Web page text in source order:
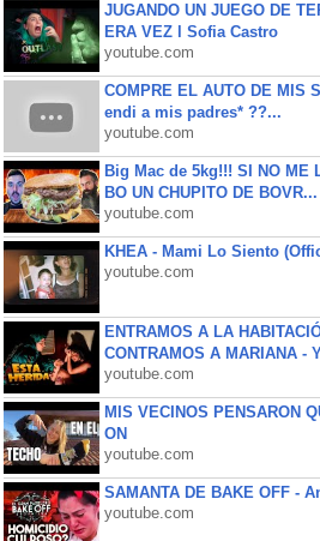
JUGANDO UN JUEGO DE
ERA VEZ l Sofia Castro
youtube.com
COMPRE EL AUTO DE MIS
endi a mis padres* ??...
youtube.com
Big Mac de 5kg!!! SI NO ME
BO UN CHUPITO DE BOVR...
youtube.com
KHEA - Mami Lo Siento
youtube.com
ENTRAMOS A LA
CONTRAMOS A MARIANA -
youtube.com
MIS VECINOS PENSARON
ON
youtube.com
SAMANTA DE BAKE OFF -
youtube.com